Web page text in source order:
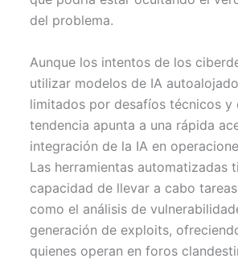
del problema.
Aunque los intentos de los
utilizar modelos de IA
limitados por desafíos técnicos y
tendencia apunta a una rápida
integración de la IA en
Las herramientas automatizadas
capacidad de llevar a cabo
como el análisis de
generación de exploits,
quienes operan en foros